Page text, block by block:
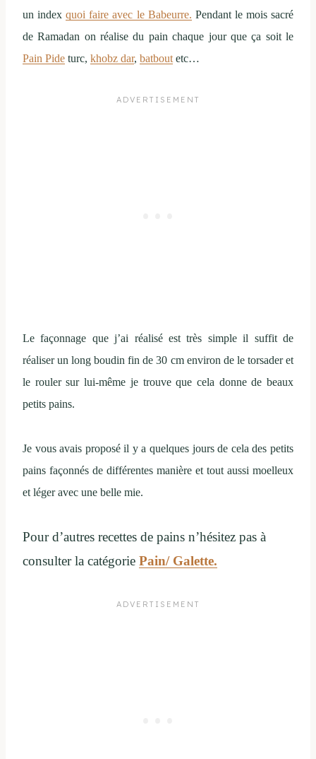
un indexquoi faire avec le Babeurre. Pendant le mois sacré
de Ramadan on réalise du pain chaque jour que ça soit le
Pain Pide turc, khobz dar, batboutetc…
Le façonnage que j’ai réalisé est très simple il suffit de
réaliser un long boudin fin de 30 cm environ de le torsader et
le rouler sur lui-même je trouve que cela donne de beaux
petits pains.
Je vous avais proposé il y a quelques jours de cela des petits
pains façonnés de différentes manière et tout aussi moelleux
et léger avec une belle mie.
Pour d’autres recettes de pains n’hésitez pas à
consulter la catégorie Pain/ Galette.